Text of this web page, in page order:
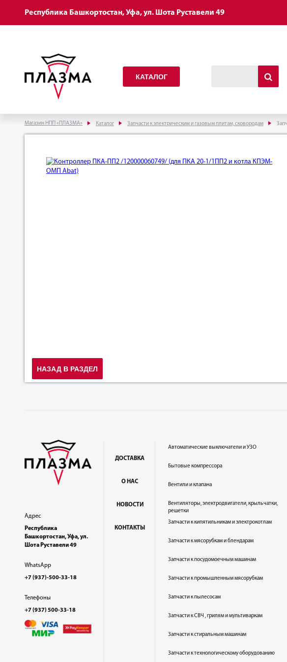
Республика Башкортостан, Уфа, ул. Шота Руставели 49
КАТАЛОГ
Магазин НПП «ПЛАЗМА» Каталог Запчасти к электрическим и газовым плитам, сковородам
НАЗАД В РАЗДЕЛ
Адрес
Республика
Башкортостан, Уфа, ул.
Шота Руставели 49
WhatsApp
+7 (937)-500-33-18
Телефоны
+7 (937) 500-33-18
ДОСТАВКА
О НАС
НОВОСТИ
КОНТАКТЫ
Автоматические выключатели и УЗО
Бытовые компрессора
Вентили и клапана
Вентиляторы, электродвигатели, крыльчатки,
решетки
Запчасти к кипятильникам и электрокотлам
Запчасти к мясорубкам и блендарам
Запчасти к посудомоечным машинам
Запчасти к промышленным мясорубкам
Запчасти к пылесосам
Запчасти к СВЧ , грилям и мультиваркам
Запчасти к стиральным машинам
Запчасти к технологическому оборудованию